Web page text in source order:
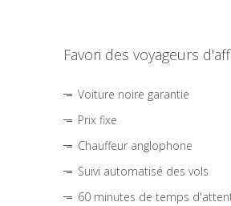
Favori des voyageurs
Voiture noire garantie
Prix fixe
Chauffeur anglophone
Suivi automatisé des vols
60 minutes de temps